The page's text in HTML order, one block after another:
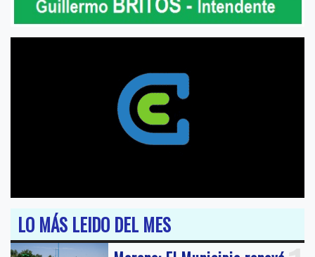
LO MÁS LEIDO DEL MES